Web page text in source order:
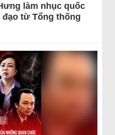
làm nhục quốc
từ Tổng thống